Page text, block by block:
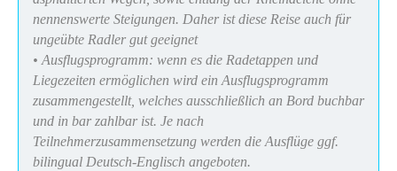
nennenswerte Steigungen. Daher ist diese Reise auch für
ungeübte Radler gut geeignet
• Ausflugsprogramm: wenn es die Radetappen und
Liegezeiten ermöglichen wird ein Ausflugsprogramm
zusammengestellt, welches ausschließlich an Bord buchbar
und in bar zahlbar ist. Je nach
Teilnehmerzusammensetzung werden die Ausflüge ggf.
bilingual Deutsch-Englisch angeboten.